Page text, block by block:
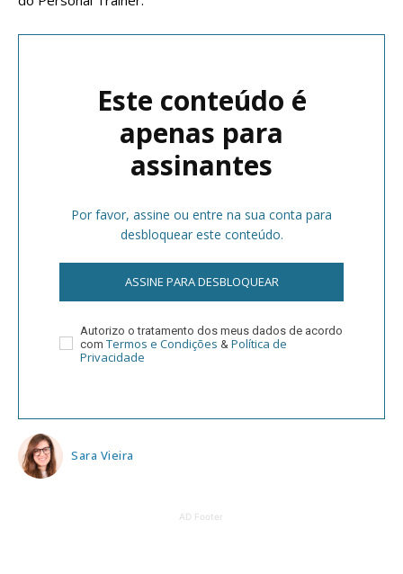
Este conteúdo é
apenas para
assinantes
Por favor, assine ou entre na sua conta para
desbloquear este conteúdo.
ASSINE PARA DESBLOQUEAR
Autorizo o tratamento dos meus dados de acordo
com Termos e Condições & Política de
Privacidade
Sara Vieira
AD Footer